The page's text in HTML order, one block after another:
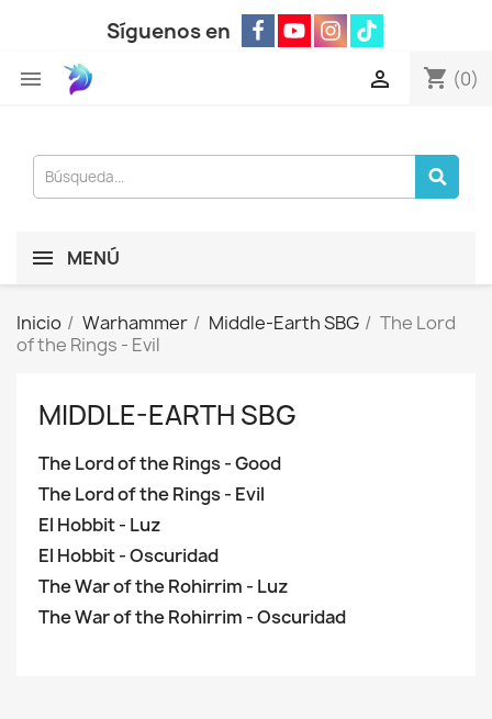
Síguenos en
 shopping_cart (0)

MENÚ
Inicio Warhammer Middle-Earth SBG
The Lord
of the Rings - Evil
MIDDLE-EARTH SBG
The Lord of the Rings - Good
The Lord of the Rings - Evil
El Hobbit - Luz
El Hobbit - Oscuridad
The War of the Rohirrim - Luz
The War of the Rohirrim - Oscuridad